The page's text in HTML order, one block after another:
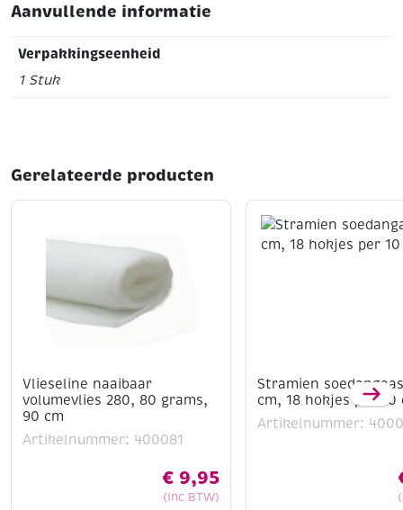
Aanvullende informatie
Verpakkingseenheid
1 Stuk
Gerelateerde producten
Vlieseline naaibaar
volumevlies 280, 80 grams,
90 cm
Artikelnummer: 400081
€ 9,95
(Inc BTW)
Stramien
cm, 18 hokjes per 10
Artikelnummer: